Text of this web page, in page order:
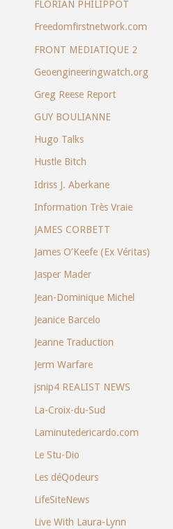
FLORIAN PHILIPPOT
Freedomfirstnetwork.com
FRONT MEDIATIQUE 2
Geoengineeringwatch.org
Greg Reese Report
GUY BOULIANNE
Hugo Talks
Hustle Bitch
Idriss J. Aberkane
Information Très Vraie
JAMES CORBETT
James O’Keefe (Ex Véritas)
Jasper Mader
Jean-Dominique Michel
Jeanice Barcelo
Jeanne Traduction
Jerm Warfare
jsnip4 REALIST NEWS
La-Croix-du-Sud
Laminutedericardo.com
Le Stu-Dio
Les déQodeurs
LifeSiteNews
Live With Laura-Lynn